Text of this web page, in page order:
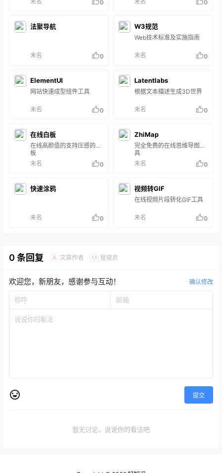
0 0
法聚导航
未名 0
W3规范
Web技术标准及实施指南
未名 0
ElementUI
网站快速成型组件工具
未名 0
Latentlabs
根据文本描述生成3D世界
未名 0
在线白板
在线高颜值的支持压感的白
板
未名
0
ZhiMap
完全免费的在线思维导图工
具
未名
0
快速涂鸦
未名 0
视频转GIF
在线视频片段转化GIF工具
未名 0
0 条回复 A 文章作者 M 管理员
欢迎您，新朋友，感谢参与互动！ 确认修改
提交
暂无讨论，说说你的看法吧